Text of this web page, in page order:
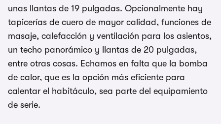
unas llantas de 19 pulgadas. Opcionalmente hay
tapicerías de cuero de mayor calidad, funciones de
masaje, calefacción y ventilación para los asientos,
un techo panorámico y llantas de 20 pulgadas,
entre otras cosas. Echamos en falta que la bomba
de calor, que es la opción más eficiente para
calentar el habitáculo, sea parte del equipamiento
de serie.